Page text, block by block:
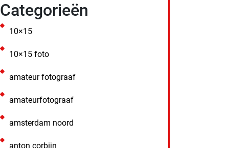
Categorieën
10×15
10×15 foto
amateur fotograaf
amateurfotograaf
amsterdam noord
anton corbijn